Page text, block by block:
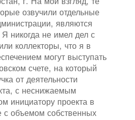
озвучили отдельные
являются
никогда не имел дел с
коллекторы, что я в
могут выступать
счете, на который
от деятельности
с неснижаемым
инициатору проекта в
с объемом собственных